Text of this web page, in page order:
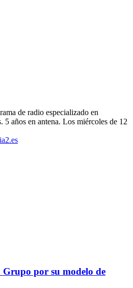
de radio especializado en
5 años en antena. Los miércoles de 12
por su modelo de